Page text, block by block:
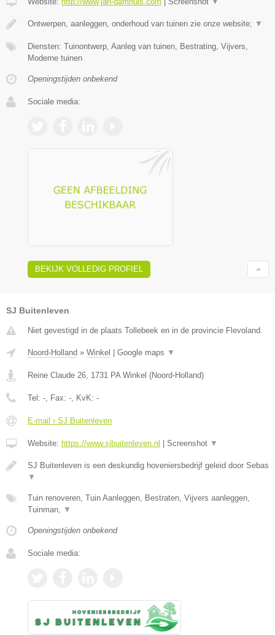
Ontwerpen, aanleggen, onderhoud van tuinen zie onze website; ▼
Diensten: Tuinontwerp, Aanleg van tuinen, Bestrating, Vijvers,
Moderne tuinen
Openingstijden onbekend
Sociale media:
BEKIJK VOLLEDIG PROFIEL
SJ Buitenleven
Niet gevestigd in de plaats Tollebeek en in de provincie Flevoland.
Noord-Holland » Winkel Google maps ▼
Reine Claude 26, 1731 PA Winkel (Noord-Holland)
Tel: -, Fax: -, KvK: -
E-mail › SJ Buitenleven
Website: https://www.sjbuitenleven.nl Screenshot ▼
SJ Buitenleven is een deskundig hoveniersbedrijf geleid door Sebas
▼
Tuin renoveren, Tuin Aanleggen, Bestraten, Vijvers aanleggen,
Tuinman, ▼
Openingstijden onbekend
Sociale media: